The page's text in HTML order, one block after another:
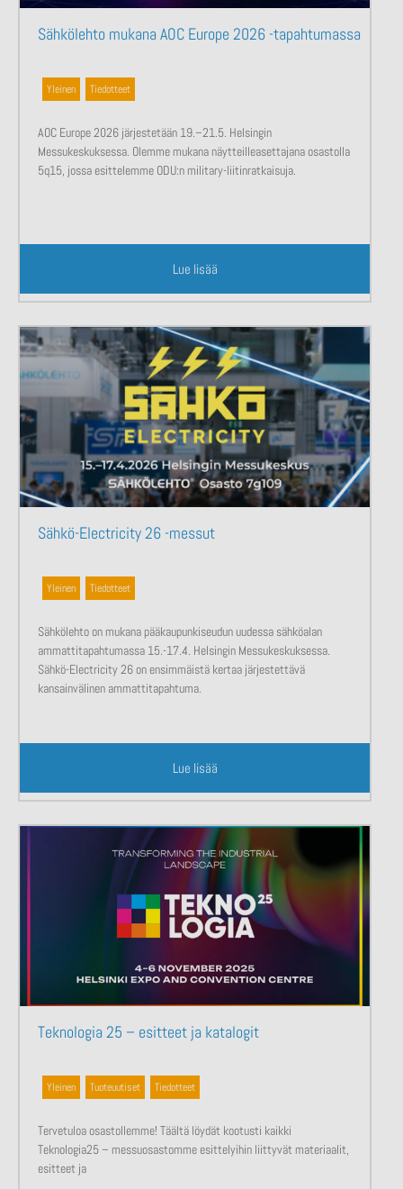
Sähkölehto mukana AOC Europe 2026 -tapahtumassa
Yleinen Tiedotteet
AOC Europe 2026 järjestetään 19.–21.5. Helsingin
Messukeskuksessa. Olemme mukana näytteilleasettajana osastolla
5q15, jossa esittelemme ODU:n military-liitinratkaisuja.
Lue lisää
Sähkö-Electricity 26 -messut
Yleinen Tiedotteet
Sähkölehto on mukana pääkaupunkiseudun uudessa sähköalan
ammattitapahtumassa 15.-17.4. Helsingin Messukeskuksessa.
Sähkö-Electricity 26 on ensimmäistä kertaa järjestettävä
kansainvälinen ammattitapahtuma.
Lue lisää
Teknologia 25 – esitteet ja katalogit
Yleinen Tuoteuutiset Tiedotteet
Tervetuloa osastollemme! Täältä löydät kootusti kaikki
Teknologia25 – messuosastomme esittelyihin liittyvät materiaalit,
esitteet ja